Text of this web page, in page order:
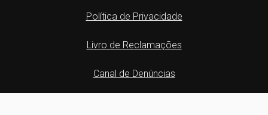
Política de Privacidade
Livro de Reclamações
Canal de Denúncias